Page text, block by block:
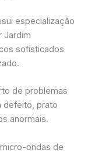
especialização
Jardim
sofisticados
de problemas
defeito, prato
anormais.
ondas de